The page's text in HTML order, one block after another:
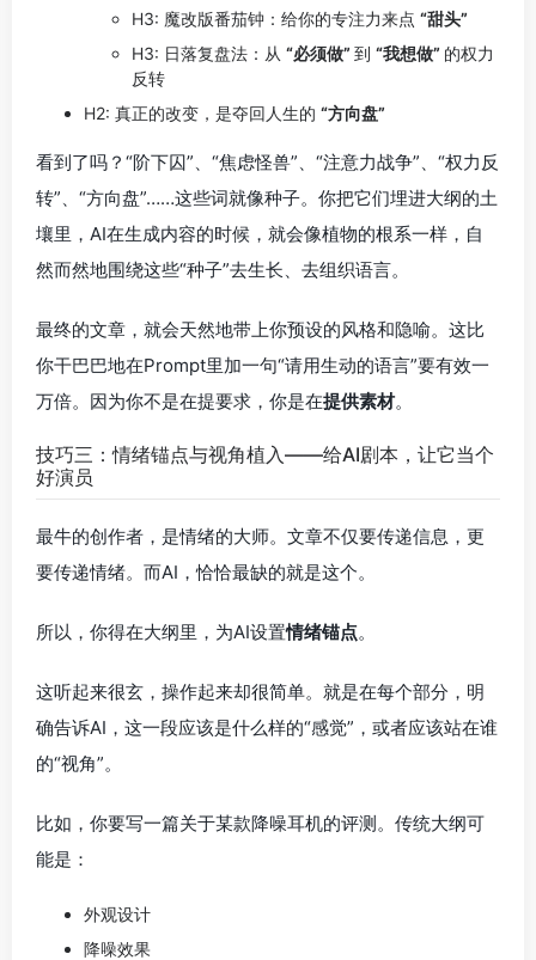
H3: 魔改版番茄钟：给你的专注力来点 “甜头”
H3: 日落复盘法：从 “必须做” 到 “我想做” 的权力
反转
H2: 真正的改变，是夺回人生的 “方向盘”
看到了吗？“阶下囚”、“焦虑怪兽”、“注意力战争”、“权力反
转”、“方向盘”……这些词就像种子。你把它们埋进大纲的土
壤里，AI在生成内容的时候，就会像植物的根系一样，自
然而然地围绕这些“种子”去生长、去组织语言。
最终的文章，就会天然地带上你预设的风格和隐喻。这比
你干巴巴地在Prompt里加一句“请用生动的语言”要有效一
万倍。因为你不是在提要求，你是在提供素材。
技巧三：情绪锚点与视角植入——给AI剧本，让它当个
好演员
最牛的创作者，是情绪的大师。文章不仅要传递信息，更
要传递情绪。而AI，恰恰最缺的就是这个。
所以，你得在大纲里，为AI设置情绪锚点。
这听起来很玄，操作起来却很简单。就是在每个部分，明
确告诉AI，这一段应该是什么样的“感觉”，或者应该站在谁
的“视角”。
比如，你要写一篇关于某款降噪耳机的评测。传统大纲可
能是：
外观设计
降噪效果